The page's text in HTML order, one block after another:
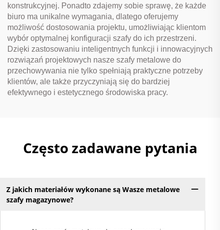
konstrukcyjnej. Ponadto zdajemy sobie sprawę, że każde
biuro ma unikalne wymagania, dlatego oferujemy
możliwość dostosowania projektu, umożliwiając klientom
wybór optymalnej konfiguracji szafy do ich przestrzeni.
Dzięki zastosowaniu inteligentnych funkcji i innowacyjnych
rozwiązań projektowych nasze szafy metalowe do
przechowywania nie tylko spełniają praktyczne potrzeby
klientów, ale także przyczyniają się do bardziej
efektywnego i estetycznego środowiska pracy.
Często zadawane pytania
Z jakich materiałów wykonane są Wasze metalowe
szafy magazynowe?